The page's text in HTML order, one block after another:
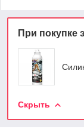
При покупке
Скрыть